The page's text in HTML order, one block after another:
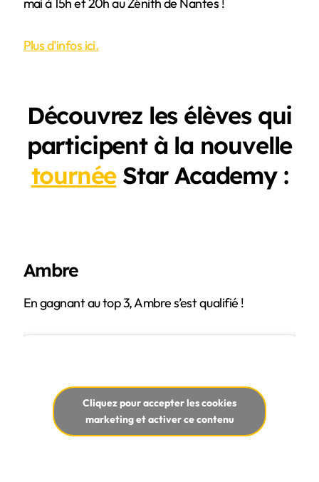
mai à 15h et 20h au Zénith de Nantes !
Plus d’infos ici.
Découvrez les élèves qui
participent à la nouvelle
tournéeStar Academy :
Ambre
En gagnant au top 3, Ambre s’est qualifié !
Cliquez pour accepter les cookies
marketing et activer ce contenu